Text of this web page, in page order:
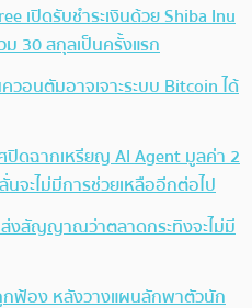
เปิดรับชำระเงินด้วย Shiba Inu
ม 30 สกุลเป็นครั้งแรก
วอนตัมอาจเจาะระบบ Bitcoin ได้
ดฉากเหรียญ AI Agent มูลค่า 2
จะไม่มีการช่วยเหลืออีกต่อไป
งสัญญาณว่าตลาดกระทิงจะไม่มี
กฟ้อง หลังวางแผนลักพาตัวนัก